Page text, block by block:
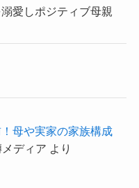
愛しポジティブ母親
母や実家の家族構成
ディア より